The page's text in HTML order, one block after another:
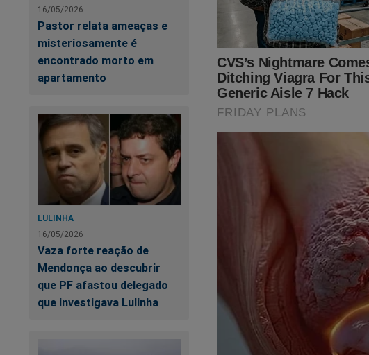
16/05/2026
Pastor relata ameaças e
misteriosamente é
encontrado morto em
apartamento
LULINHA
16/05/2026
Vaza forte reação de
Mendonça ao descubrir
que PF afastou delegado
que investigava Lulinha